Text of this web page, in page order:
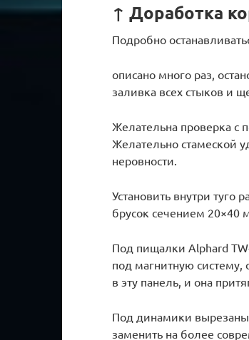
↑ Доработка
Подробно
описано много раз,
заливка всех стыков и
Желательна проверка
Желательно стамеской
неровности.
Установить внутри
брусок сечением 20×40
Под пищалки Alphard
под магнитную
в эту панель, и она
Под динамики
заменить на более